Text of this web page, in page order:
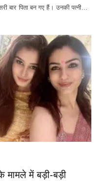
बार पिता बन गए हैं। उनकी पत्नी…
मामले में बड़ी-बड़ी